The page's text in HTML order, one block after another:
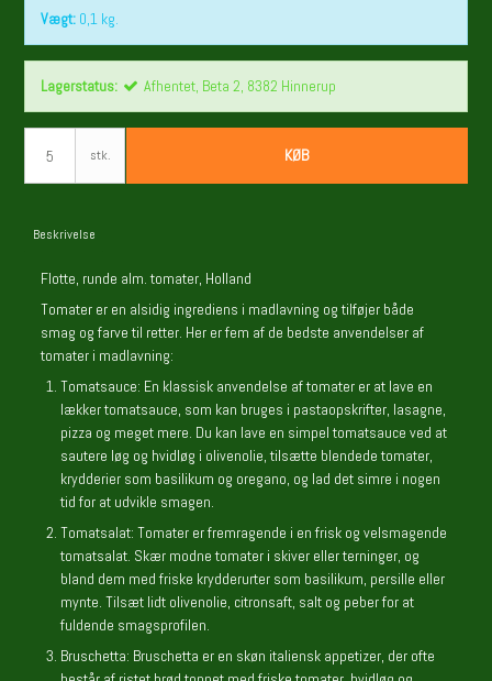
Vægt: 0,1 kg.
Lagerstatus: Afhentet, Beta 2, 8382 Hinnerup
stk. KØB
Beskrivelse
Flotte, runde alm. tomater, Holland
Tomater er en alsidig ingrediens i madlavning og tilføjer både
smag og farve til retter. Her er fem af de bedste anvendelser af
tomater i madlavning:
Tomatsauce: En klassisk anvendelse af tomater er at lave en
lækker tomatsauce, som kan bruges i pastaopskrifter, lasagne,
pizza og meget mere. Du kan lave en simpel tomatsauce ved at
sautere løg og hvidløg i olivenolie, tilsætte blendede tomater,
krydderier som basilikum og oregano, og lad det simre i nogen
tid for at udvikle smagen.
Tomatsalat: Tomater er fremragende i en frisk og velsmagende
tomatsalat. Skær modne tomater i skiver eller terninger, og
bland dem med friske krydderurter som basilikum, persille eller
mynte. Tilsæt lidt olivenolie, citronsaft, salt og peber for at
fuldende smagsprofilen.
Bruschetta: Bruschetta er en skøn italiensk appetizer, der ofte